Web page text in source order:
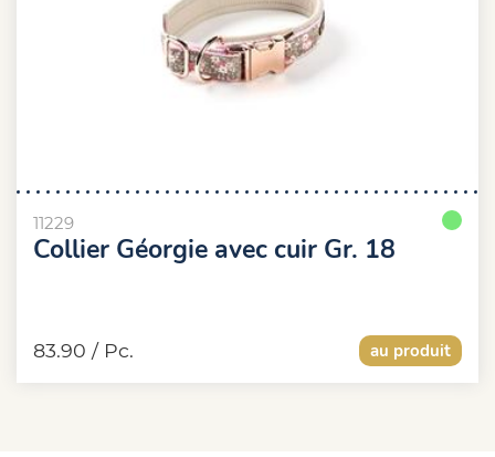
11229
Collier Géorgie avec cuir Gr. 18
au produit
83.90 / Pc.